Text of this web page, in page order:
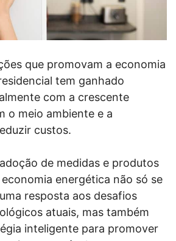
que promovam a economia
tem ganhado
com a crescente
o meio ambiente e a
custos.
de medidas e produtos
energética não só se
resposta aos desafios
atuais, mas também
inteligente para promover